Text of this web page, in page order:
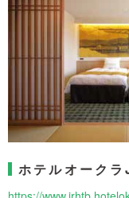
ホテルオーク